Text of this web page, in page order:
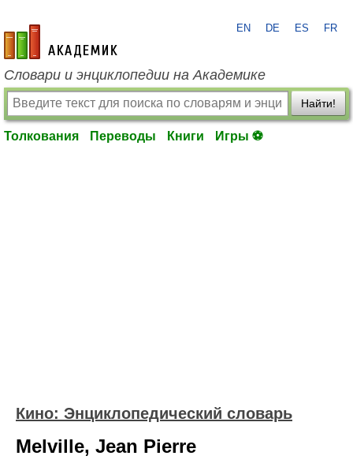
academic.ru
EN DE ES FR
Словари и энциклопедии на Академике
Найти!
Толкования Переводы Книги Игры ⚽
Кино: Энциклопедический словарь
Melville, Jean Pierre